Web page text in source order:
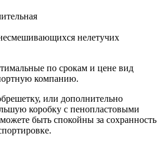
нелетучих
по срокам и цене вид
компанию.
или дополнительно
коробку с пенопластовыми
быть спокойны за сохранность